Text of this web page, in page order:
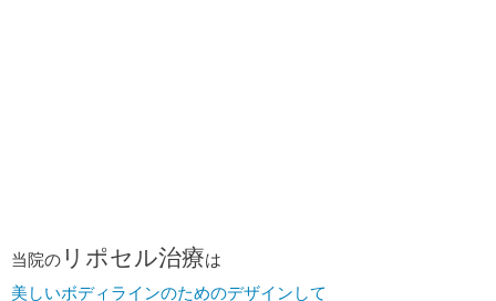
当院の リポセル治療は
美しいボディラインのためのデザインして